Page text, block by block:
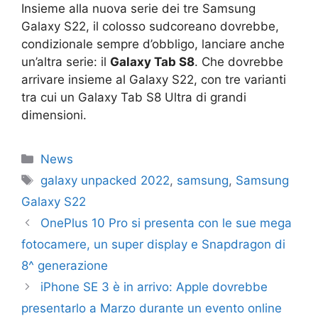
Insieme alla nuova serie dei tre Samsung
Galaxy S22, il colosso sudcoreano dovrebbe,
condizionale sempre d’obbligo, lanciare anche
un’altra serie: il Galaxy Tab S8. Che dovrebbe
arrivare insieme al Galaxy S22, con tre varianti
tra cui un Galaxy Tab S8 Ultra di grandi
dimensioni.
Categorie
News
Tag
galaxy unpacked 2022, samsung, Samsung
Galaxy S22
OnePlus 10 Pro si presenta con le sue mega
fotocamere, un super display e Snapdragon di
8^ generazione
iPhone SE 3 è in arrivo: Apple dovrebbe
presentarlo a Marzo durante un evento online